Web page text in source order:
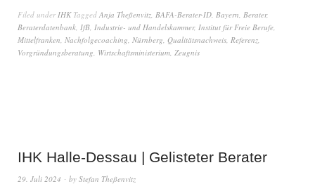
Filed underIHK Tagged Anja Theßenvitz, BAFA-Berater-ID, Bayern, Berater,
Beraterdatenbank, IfB, Industrie- und Handelskammer, Institut für Freie Berufe,
Mittelfranken, Nachfolgecoaching, Nürnberg, Qualitätsnachweis, Referenz,
Vorgründungsberatung, Wirtschaftsministerium, Zeugnis
IHK Halle-Dessau | Gelisteter Berater
29. Juli 2024 by Stefan Theßenvitz